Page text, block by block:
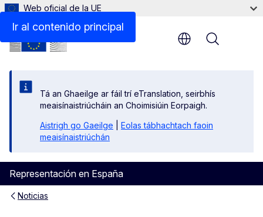
Ir al contenido principal
Web oficial de la UE
Tá an Ghaeilge ar fáil trí eTranslation, seirbhís
meaisínaistriúcháin an Choimisiúin Eorpaigh.
Aistrigh go Gaeilge
Eolas tábhachtach faoin
meaisínaistriúchán
Representación en España
Menu
Noticias